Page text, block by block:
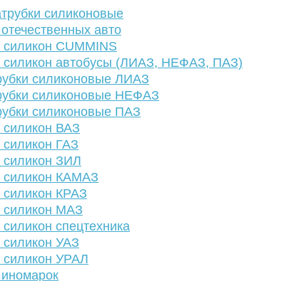
силиконовые
авто
силикон CUMMINS
силикон автобусы (ЛИАЗ, НЕФАЗ, ПАЗ)
силиконовые ЛИАЗ
силиконовые НЕФАЗ
силиконовые ПАЗ
силикон ВАЗ
силикон ГАЗ
силикон ЗИЛ
силикон КАМАЗ
силикон КРАЗ
силикон МАЗ
спецтехника
силикон УАЗ
силикон УРАЛ